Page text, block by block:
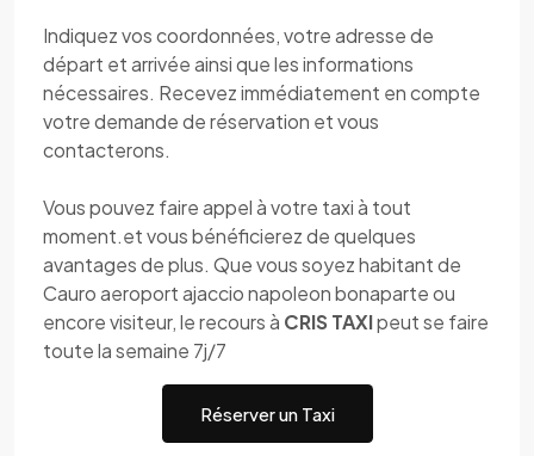
Indiquez vos coordonnées, votre adresse de
départ et arrivée ainsi que les informations
nécessaires. Recevez immédiatement en compte
votre demande de réservation et vous
contacterons.
Vous pouvez faire appel à votre taxi à tout
moment.et vous bénéficierez de quelques
avantages de plus. Que vous soyez habitant de
Cauro aeroport ajaccio napoleon bonaparte ou
encore visiteur, le recours à CRIS TAXIpeut se faire
toute la semaine 7j/7
Réserver un Taxi